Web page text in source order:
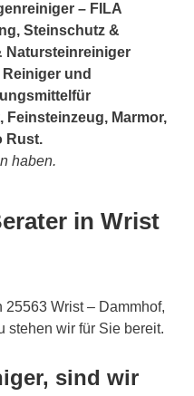
– FILA
Steinschutz &
Natursteinreiniger
und
Feinsteinzeug, Marmor,
Rust.
haben.
in Wrist
25563 Wrist – Dammhof,
stehen wir für Sie bereit.
sind wir